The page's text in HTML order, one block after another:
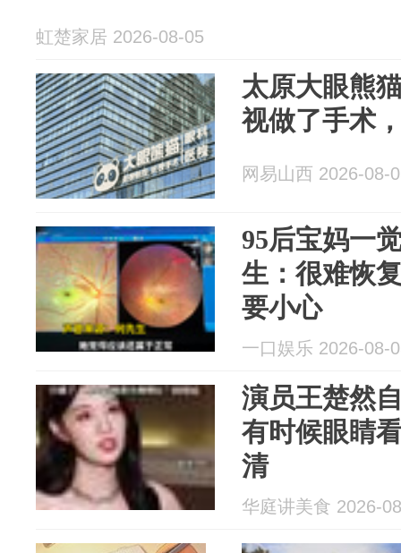
虹楚家居 2026-08-05
太原大眼熊
视做了手术
网易山西 2026-08-
95后宝妈一
生：很难恢
要小心
一口娱乐 2026-08-
演员王楚然
有时候眼睛
清
华庭讲美食 2026-